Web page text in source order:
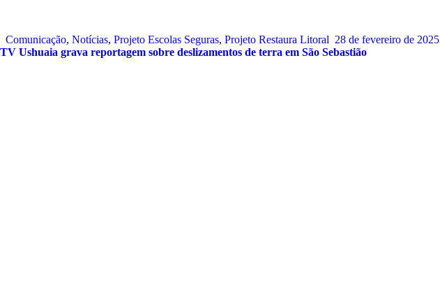
Comunicação, Notícias, Projeto Escolas Seguras, Projeto Restaura Litoral 28 de fevereiro de 2025
TV Ushuaia grava reportagem sobre deslizamentos de terra em São Sebastião